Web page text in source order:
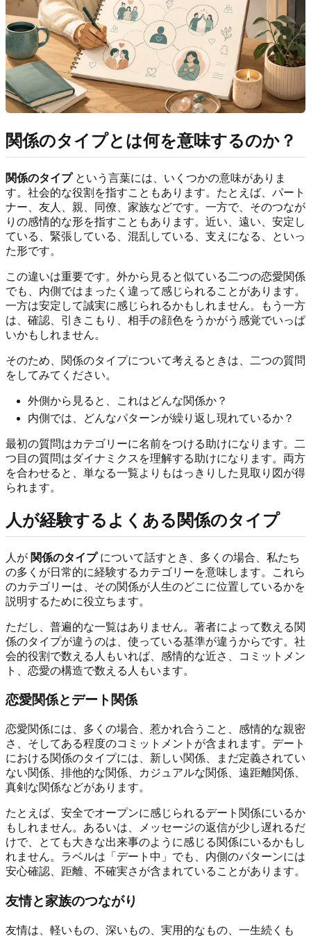
関係のタイプとは何を意味するのか？
関係のタイプという言葉には、いくつかの意味がありま
す。社会的な役割を指すこともあります。たとえば、パート
ナー、友人、親、同僚、家族などです。一方で、そのつなが
りの感情的な形を指すこともあります。近い、遠い、安定し
ている、緊張している、混乱している、支えになる、といっ
た形です。
この違いは重要です。外から見ると似ている二つの恋愛関係
でも、内側ではまったく違って感じられることがあります。
一方は安定して誠実に感じられるかもしれません。もう一方
は、確認、引きこもり、相手の顔色をうかがう感覚でいっぱ
いかもしれません。
そのため、関係のタイプについて考えるときは、二つの質問
をしてみてください。
外側から見ると、これはどんな関係か？
内側では、どんなパターンが繰り返し現れているか？
最初の質問はカテゴリーに名前をつける助けになります。二
つ目の質問はダイナミクスを理解する助けになります。両方
を合わせると、単なる一覧よりもはっきりした見取り図が得
られます。
人が経験するよくある関係のタイプ
人が 関係のタイプについて話すとき、多くの場合、私たち
の多くが日常的に経験するカテゴリーを意味します。これら
のカテゴリーは、その関係が人生のどこに位置しているかを
説明するために役立ちます。
ただし、普遍的な一覧はありません。著者によって数える関
係のタイプが違うのは、使っている基準が違うからです。社
会的役割で数える人もいれば、感情的な近さ、コミットメン
ト、恋愛の構造で数える人もいます。
恋愛関係とデート関係
恋愛関係には、多くの場合、惹かれ合うこと、感情的な親密
さ、そしてある程度のコミットメントが含まれます。デート
における関係のタイプには、新しい関係、まだ定義されてい
ない関係、排他的な関係、カジュアルな関係、遠距離関係、
真剣な関係などがあります。
たとえば、安全でオープンに感じられるデート関係にいるか
もしれません。あるいは、メッセージの返信が少し遅れるだ
けで、とても大きな出来事のように感じる関係にいるかもし
れません。ラベルは「デート中」でも、内側のパターンには
安心確認、距離、不確実さが含まれていることがあります。
友情と家族のつながり
友情は、軽いもの、深いもの、実用的なもの、一生続くも